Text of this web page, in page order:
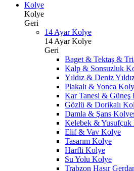
Kolye
Kolye
Geri
14 Ayar Kolye
14 Ayar Kolye
Geri
Baget & Tektaş &
Kalp & Sonsuzluk
Yıldız & Deniz
Plakalı & Yonca
Kar Tanesi & Güneş
Gözlü & Dorikalı
Damla & Şans
Kelebek & Yusufçuk
Elif & Vav Kolye
Tasarım Kolye
Harfli Kolye
Su Yolu Kolye
Trabzon Hasır